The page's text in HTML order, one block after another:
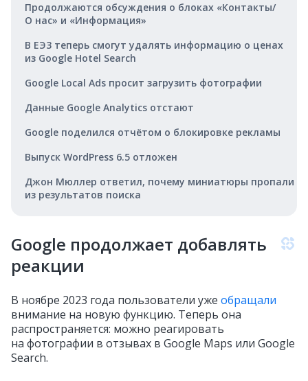
Продолжаются обсуждения о блоках «Контакты/
О нас» и «Информация»
В ЕЭ3 теперь смогут удалять информацию о ценах
из Google Hotel Search
Google Local Ads просит загрузить фотографии
Данные Google Analytics отстают
Google поделился отчётом о блокировке рекламы
Выпуск WordPress 6.5 отложен
Джон Мюллер ответил, почему миниатюры пропали
из результатов поиска
Google продолжает добавлять
реакции
В ноябре 2023 года пользователи уже обращали
внимание на новую функцию. Теперь она
распространяется: можно реагировать
на фотографии в отзывах в Google Maps или Google
Search.